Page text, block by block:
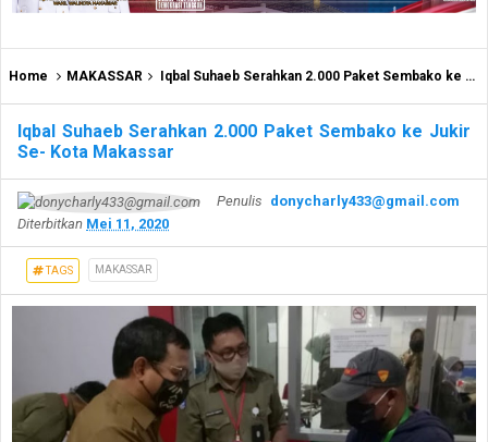
Home MAKASSAR Iqbal Suhaeb Serahkan 2.000 Paket Sembako ke Jukir Se- Kota Makassar
Iqbal Suhaeb Serahkan 2.000 Paket Sembako ke Jukir
Se- Kota Makassar
Penulis donycharly433@gmail.com
Diterbitkan Mei 11, 2020
TAGS MAKASSAR